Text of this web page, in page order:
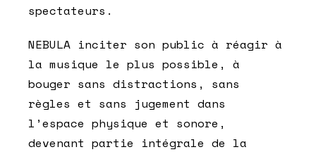
spectateurs.
NEBULA inciter son public à réagir à
la musique le plus possible, à
bouger sans distractions, sans
règles et sans jugement dans
l’espace physique et sonore,
devenant partie intégrale de la